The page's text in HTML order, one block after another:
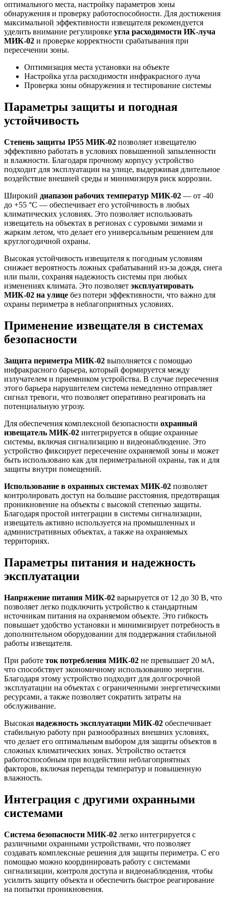
оптимального места, настройку параметров зоны
обнаружения и проверку работоспособности. Для достижения
максимальной эффективности извещателя рекомендуется
уделить внимание регулировке угла расходимости ИК-луча
МИК-02 и проверке корректности срабатывания при
пересечении зоны.
Оптимизация места установки на объекте
Настройка угла расходимости инфракрасного луча
Проверка зоны обнаружения и тестирование системы
Параметры защиты и погодная
устойчивость
Степень защиты IP55 МИК-02 позволяет извещателю
эффективно работать в условиях повышенной запыленности
и влажности. Благодаря прочному корпусу устройство
подходит для эксплуатации на улице, выдерживая длительное
воздействие внешней среды и минимизируя риск коррозии.
Широкий диапазон рабочих температур МИК-02 — от -40
до +55 °C — обеспечивает его устойчивость в любых
климатических условиях. Это позволяет использовать
извещатель на объектах в регионах с суровыми зимами и
жарким летом, что делает его универсальным решением для
круглогодичной охраны.
Высокая устойчивость извещателя к погодным условиям
снижает вероятность ложных срабатываний из-за дождя, снега
или пыли, сохраняя надежность системы при любых
изменениях климата. Это позволяет эксплуатировать
МИК-02 на улице без потери эффективности, что важно для
охраны периметра в неблагоприятных условиях.
Применение извещателя в системах
безопасности
Защита периметра МИК-02 выполняется с помощью
инфракрасного барьера, который формируется между
излучателем и приемником устройства. В случае пересечения
этого барьера нарушителем система немедленно отправляет
сигнал тревоги, что позволяет оперативно реагировать на
потенциальную угрозу.
Для обеспечения комплексной безопасности охранный
извещатель МИК-02 интегрируется в общие охранные
системы, включая сигнализацию и видеонаблюдение. Это
устройство фиксирует пересечение охраняемой зоны и может
быть использовано как для периметральной охраны, так и для
защиты внутри помещений.
Использование в охранных системах МИК-02 позволяет
контролировать доступ на большие расстояния, предотвращая
проникновение на объекты с высокой степенью защиты.
Благодаря простой интеграции в системы сигнализации,
извещатель активно используется на промышленных и
административных объектах, а также на охраняемых
территориях.
Параметры питания и надежность
эксплуатации
Напряжение питания МИК-02 варьируется от 12 до 30 В, что
позволяет легко подключить устройство к стандартным
источникам питания на охраняемом объекте. Это гибкость
повышает удобство установки и минимизирует потребность в
дополнительном оборудовании для поддержания стабильной
работы извещателя.
При работе ток потребления МИК-02 не превышает 20 мА,
что способствует экономичному использованию энергии.
Благодаря этому устройство подходит для долгосрочной
эксплуатации на объектах с ограниченными энергетическими
ресурсами, а также позволяет сократить затраты на
обслуживание.
Высокая надежность эксплуатации МИК-02 обеспечивает
стабильную работу при разнообразных внешних условиях,
что делает его оптимальным выбором для защиты объектов в
сложных климатических зонах. Устройство остается
работоспособным при воздействии неблагоприятных
факторов, включая перепады температур и повышенную
влажность.
Интеграция с другими охранными
системами
Система безопасности МИК-02 легко интегрируется с
различными охранными устройствами, что позволяет
создавать комплексные решения для защиты периметра. С его
помощью можно координировать работу с системами
сигнализации, контроля доступа и видеонаблюдения, чтобы
усилить защиту объекта и обеспечить быстрое реагирование
на попытки проникновения.